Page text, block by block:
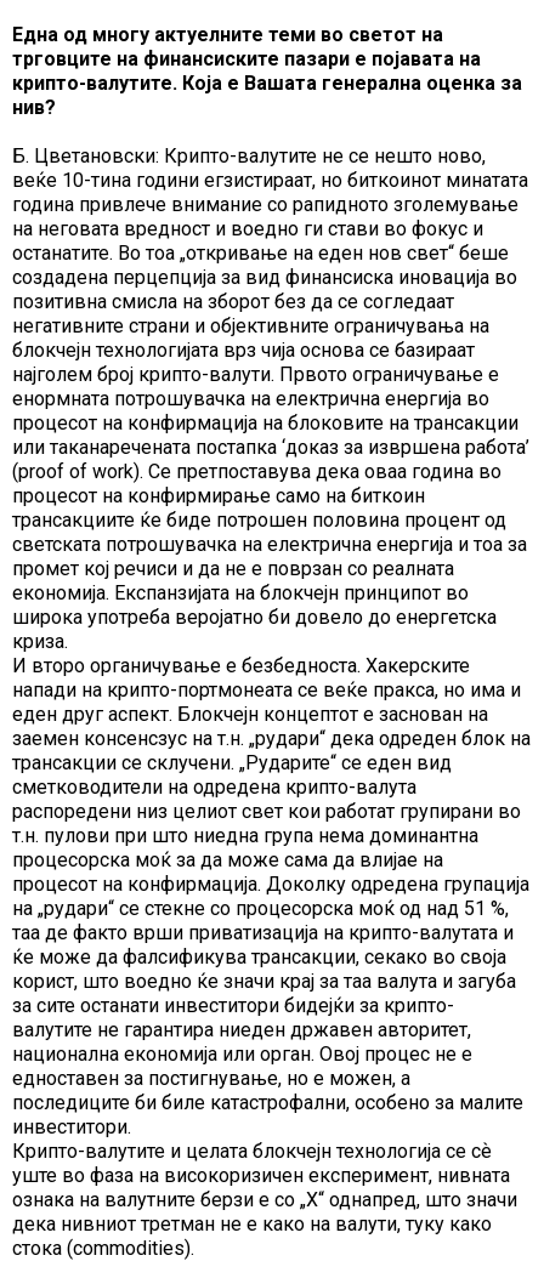
Една од многу актуелните теми во светот на
трговците на финансиските пазари е појавата на
крипто-валутите. Која е Вашата генерална оценка за
нив?
Б. Цветановски: Крипто-валутите не се нешто ново,
веќе 10-тина години егзистираат, но биткоинот минатата
година привлече внимание со рапидното зголемување
на неговата вредност и воедно ги стави во фокус и
останатите. Во тоа „откривање на еден нов свет“ беше
создадена перцепција за вид финансиска иновација во
позитивна смисла на зборот без да се согледаат
негативните страни и објективните ограничувања на
блокчејн технологијата врз чија основа се базираат
најголем број крипто-валути. Првото ограничување е
енормната потрошувачка на електрична енергија во
процесот на конфирмација на блоковите на трансакции
или таканаречената постапка ‘доказ за извршена работа’
(proof of work). Се претпоставува дека оваа година во
процесот на конфирмирање само на биткоин
трансакциите ќе биде потрошен половина процент од
светската потрошувачка на електрична енергија и тоа за
промет кој речиси и да не е поврзан со реалната
економија. Експанзијата на блокчејн принципот во
широка употреба веројатно би довело до енергетска
криза.
И второ органичување е безбедноста. Хакерските
напади на крипто-портмонеата се веќе пракса, но има и
еден друг аспект. Блокчејн концептот е заснован на
заемен консенсзус на т.н. „рудари“ дека одреден блок на
трансакции се склучени. „Рударите“ се еден вид
сметководители на одредена крипто-валута
распоредени низ целиот свет кои работат групирани во
т.н. пулови при што ниедна група нема доминантна
процесорска моќ за да може сама да влијае на
процесот на конфирмација. Доколку одредена групација
на „рудари“ се стекне со процесорска моќ од над 51 %,
таа де факто врши приватизација на крипто-валутата и
ќе може да фалсификува трансакции, секако во своја
корист, што воедно ќе значи крај за таа валута и загуба
за сите останати инвеститори бидејќи за крипто-
валутите не гарантира ниеден државен авторитет,
национална економија или орган. Овој процес не е
едноставен за постигнување, но е можен, а
последиците би биле катастрофални, особено за малите
инвеститори.
Крипто-валутите и целата блокчејн технологија се сѐ
уште во фаза на високоризичен експеримент, нивната
ознака на валутните берзи е со „X“ однапред, што значи
дека нивниот третман не е како на валути, туку како
стока (commodities).